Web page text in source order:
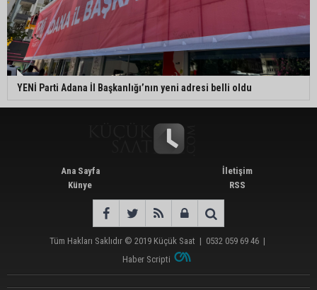
YENİ Parti Adana İl Başkanlığı’nın yeni adresi belli oldu
Ana Sayfa
Künye
İletişim
RSS
Tüm Hakları Saklıdır © 2019 Küçük Saat | 0532 059 69 46 |
Haber Scripti